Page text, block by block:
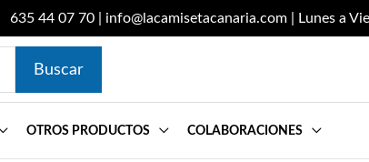
635 44 07 70 info@lacamisetacanaria.com | Lunes a
Buscar
OTROS PRODUCTOS COLABORACIONES